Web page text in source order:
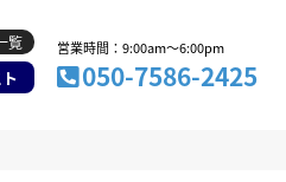
覧 営業時間：9:00am～6:00pm
050-7586-2425